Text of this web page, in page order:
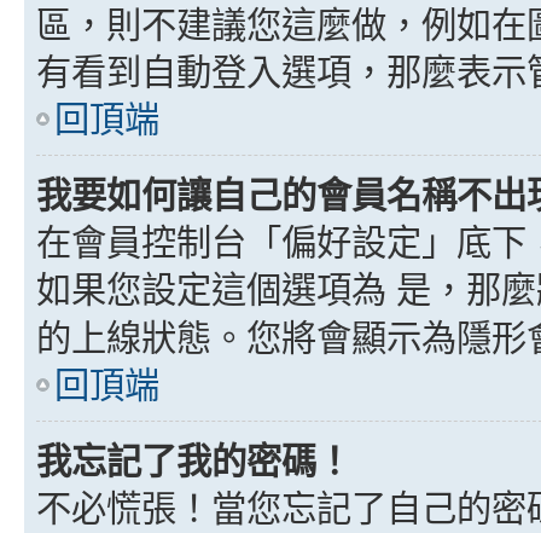
區，則不建議您這麼做，例如
有看到自動登入選項，那麼表
回頂端
我要如何讓自己的會員名稱不
在會員控制台「偏好設定」底
如果您設定這個選項為 是 ，那
的上線狀態。您將會顯示為隱形
回頂端
我忘記了我的密碼！
不必慌張！當您忘記了自己的